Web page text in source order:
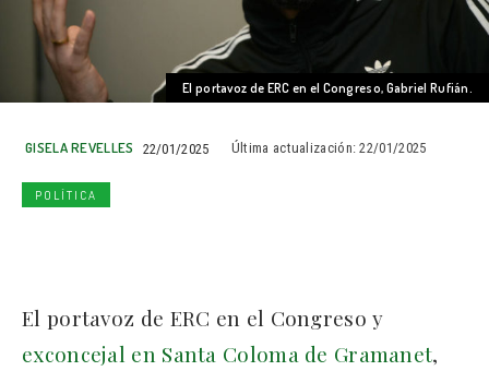
El portavoz de ERC en el Congreso, Gabriel Rufián.
GISELA REVELLES 22/01/2025 Última actualización: 22/01/2025
POLÍTICA
El portavoz de ERC en el Congreso y
exconcejal en Santa Coloma de Gramanet,